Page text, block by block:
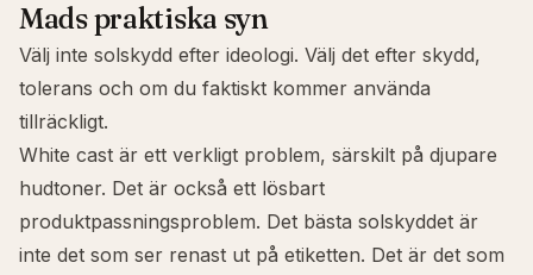
Mads praktiska syn
Välj inte solskydd efter ideologi. Välj det efter skydd,
tolerans och om du faktiskt kommer använda
tillräckligt.
White cast är ett verkligt problem, särskilt på djupare
hudtoner. Det är också ett lösbart
produktpassningsproblem. Det bästa solskyddet är
inte det som ser renast ut på etiketten. Det är det som